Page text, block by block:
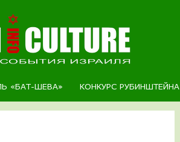
«БАТ-ШЕВА» КОНКУРС РУБИНШТЕЙНА